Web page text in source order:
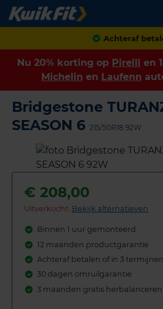
Achteraf
Nu 20% korting op Pirelli en
Michelin en Laufenn
Bridgestone
SEASON 6 215/50R18 92W
€ 208,00
Uitverkocht: Bekijk alternatieven
Binnen 1 uur gemonteerd
12 maanden productgarantie
Achteraf betalen of in 3 termijnen
30 dagen omruilgarantie
3 maanden gratis herbalanceren